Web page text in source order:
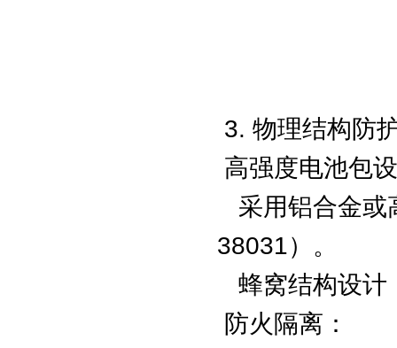
3. 物理结构防
高强度电池包
采用铝合金或
38031）。
蜂窝结构设计
防火隔离：